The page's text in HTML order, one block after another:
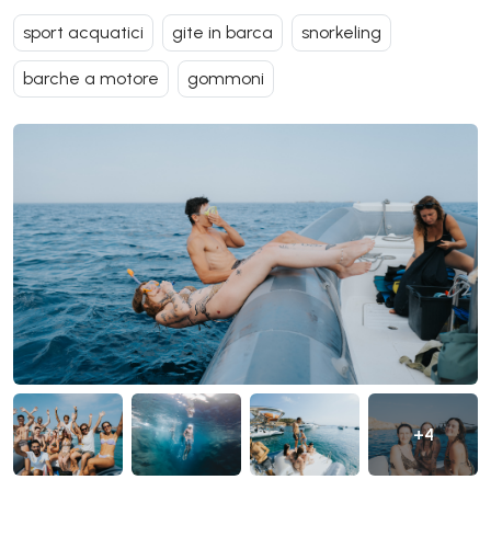
sport acquatici gite in barca snorkeling
barche a motore gommoni
+4